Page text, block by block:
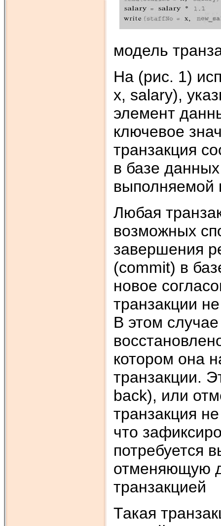
модель
На (рис. 1)
x, salary),
элемент
ключевое
транзакция
в базе
выполняемой
Любая
возможных
завершения
(commit) в
новое
транзакции
В этом
котором она
транзакции.
back), или
транзакция
что
потребуется
отменяющую
транзакцией
Такая